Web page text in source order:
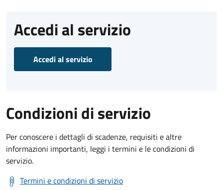
Accedi al servizio
Accedi al servizio
Condizioni di servizio
Per conoscere i dettagli di scadenze, requisiti e altre
informazioni importanti, leggi i termini e le condizioni di
servizio.
Termini e condizioni di servizio